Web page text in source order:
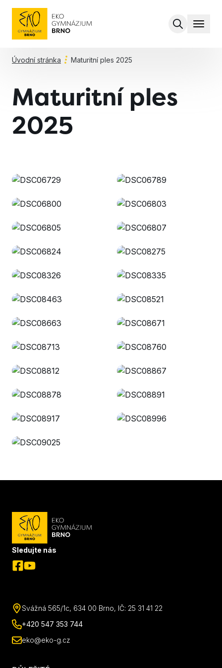
MENU
Úvodní stránka Maturitní ples 2025
Maturitní ples
2025
Sledujte nás
Svážná 565/1c, 634 00 Brno, IČ: 25 31 41 22
+420 547 353 744
eko@eko-g.cz